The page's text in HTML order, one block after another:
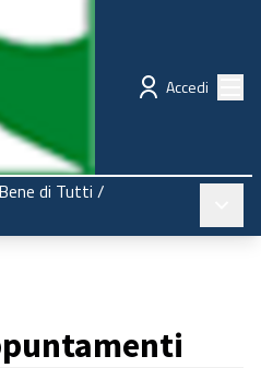
Accedi
di Tutti /